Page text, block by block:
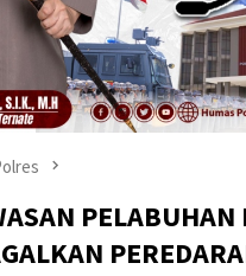
PELABUHAN